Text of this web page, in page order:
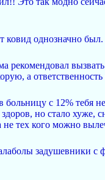
ковид однозначно
рекомендовал
а ответственность
больницу с 12% тебя
но стало хуже,
тех кого можно
задушевники